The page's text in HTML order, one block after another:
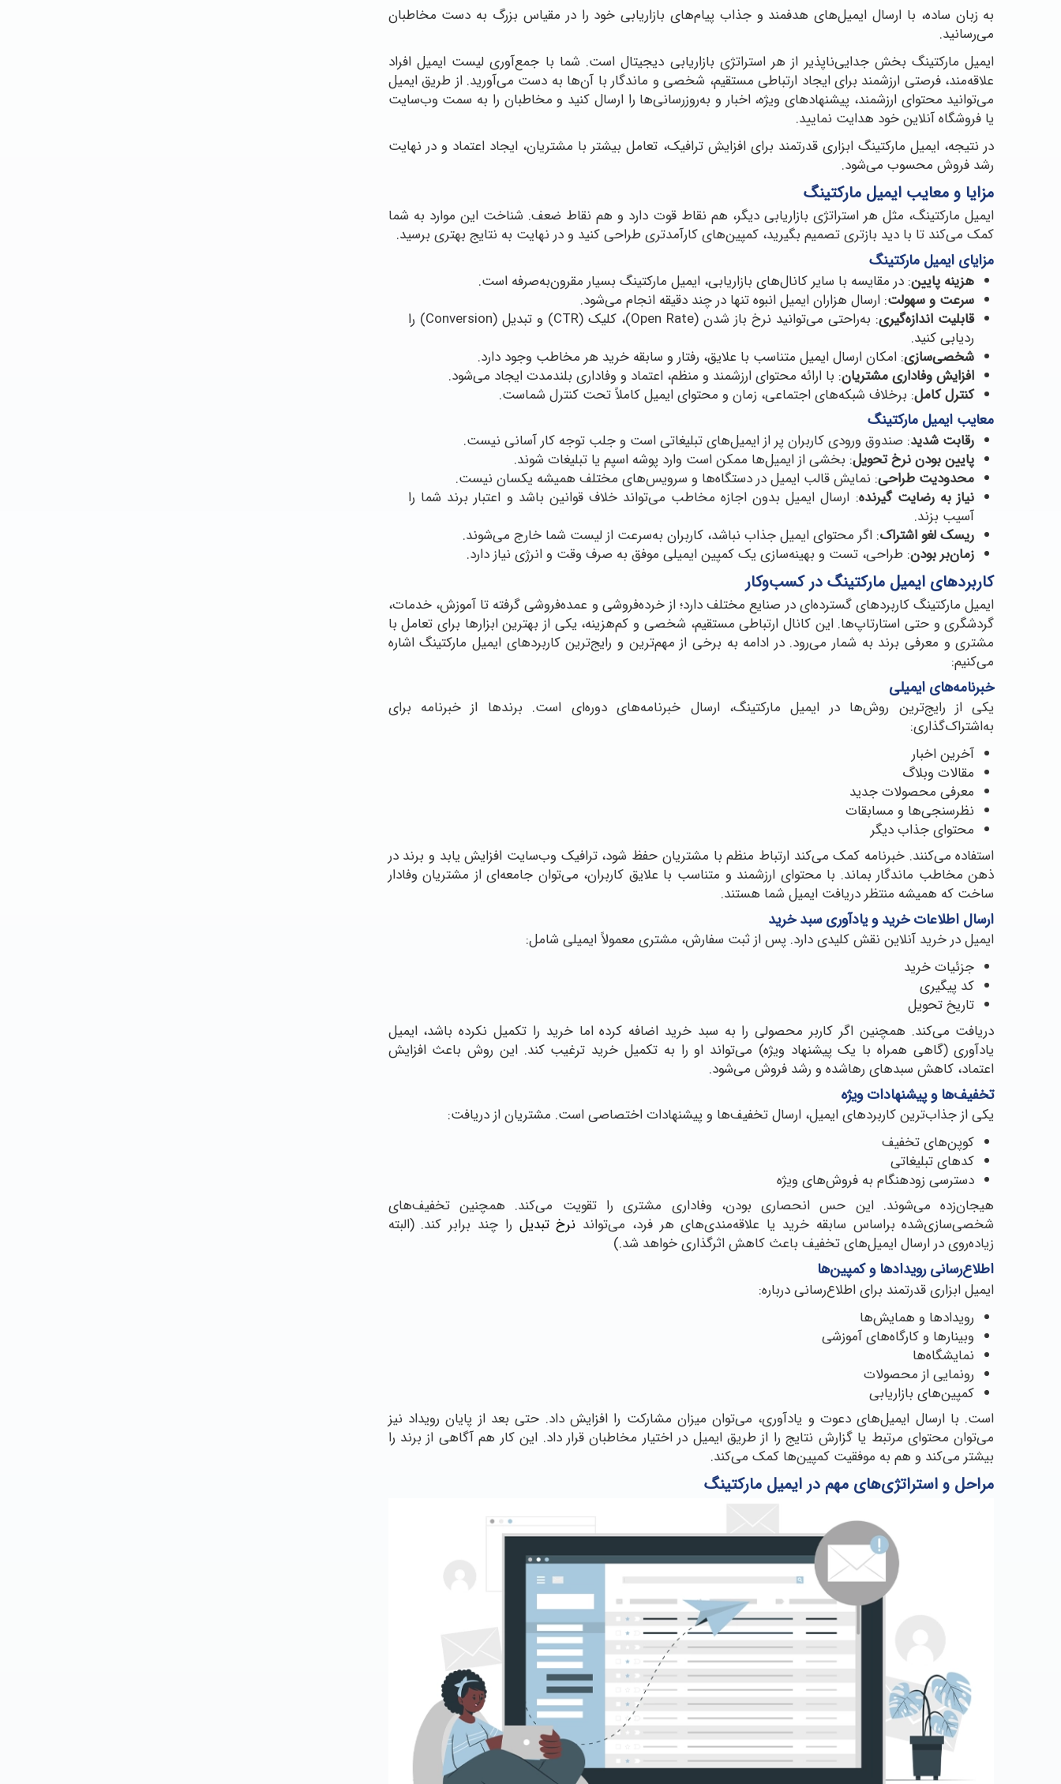
به زبان ساده، با ارسال ایمیل‌های هدفمند و جذاب پیام‌های بازاریابی خود را در مقیاس بزرگ به دست مخاطبان
می‌رسانید.
ایمیل مارکتینگ بخش جدایی‌ناپذیر از هر استراتژی بازاریابی دیجیتال است. شما با جمع‌آوری لیست ایمیل افراد
علاقه‌مند، فرصتی ارزشمند برای ایجاد ارتباطی مستقیم، شخصی و ماندگار با آن‌ها به دست می‌آورید. از طریق ایمیل
می‌توانید محتوای ارزشمند، پیشنهادهای ویژه، اخبار و به‌روزرسانی‌ها را ارسال کنید و مخاطبان را به سمت وب‌سایت
یا فروشگاه آنلاین خود هدایت نمایید.
در نتیجه، ایمیل مارکتینگ ابزاری قدرتمند برای افزایش ترافیک، تعامل بیشتر با مشتریان، ایجاد اعتماد و در نهایت
رشد فروش محسوب می‌شود.
مزایا و معایب ایمیل مارکتینگ
ایمیل مارکتینگ، مثل هر استراتژی بازاریابی دیگر، هم نقاط قوت دارد و هم نقاط ضعف. شناخت این موارد به شما
کمک می‌کند تا با دید بازتری تصمیم بگیرید، کمپین‌های کارآمدتری طراحی کنید و در نهایت به نتایج بهتری برسید.
مزایای ایمیل مارکتینگ
هزینه پایین: در مقایسه با سایر کانال‌های بازاریابی، ایمیل مارکتینگ بسیار مقرون‌به‌صرفه است.
سرعت و سهولت: ارسال هزاران ایمیل انبوه تنها در چند دقیقه انجام می‌شود.
قابلیت اندازه‌گیری
: به‌راحتی می‌توانید نرخ باز شدن (Open Rate)، کلیک (CTR) و تبدیل (Conversion) را
ردیابی کنید.
شخصی‌سازی: امکان ارسال ایمیل متناسب با علایق، رفتار و سابقه خرید هر مخاطب وجود دارد.
افزایش وفاداری مشتریان: با ارائه محتوای ارزشمند و منظم، اعتماد و وفاداری بلندمدت ایجاد می‌شود.
کنترل کامل: برخلاف شبکه‌های اجتماعی، زمان و محتوای ایمیل کاملاً تحت کنترل شماست.
معایب ایمیل مارکتینگ
رقابت شدید: صندوق ورودی کاربران پر از ایمیل‌های تبلیغاتی است و جلب توجه کار آسانی نیست.
پایین بودن نرخ تحویل: بخشی از ایمیل‌ها ممکن است وارد پوشه اسپم یا تبلیغات شوند.
محدودیت طراحی: نمایش قالب ایمیل در دستگاه‌ها و سرویس‌های مختلف همیشه یکسان نیست.
نیاز به رضایت گیرنده: ارسال ایمیل بدون اجازه مخاطب می‌تواند خلاف قوانین باشد و اعتبار برند شما را
آسیب بزند.
ریسک لغو اشتراک: اگر محتوای ایمیل جذاب نباشد، کاربران به‌سرعت از لیست شما خارج می‌شوند.
زمان‌بر بودن: طراحی، تست و بهینه‌سازی یک کمپین ایمیلی موفق به صرف وقت و انرژی نیاز دارد.
کاربردهای ایمیل مارکتینگ در کسب‌وکار
ایمیل مارکتینگ کاربردهای گسترده‌ای در صنایع مختلف دارد؛ از خرده‌فروشی و عمده‌فروشی گرفته تا آموزش، خدمات،
گردشگری و حتی استارتاپ‌ها. این کانال ارتباطی مستقیم، شخصی و کم‌هزینه، یکی از بهترین ابزارها برای تعامل با
مشتری و معرفی برند به شمار می‌رود. در ادامه به برخی از مهم‌ترین و رایج‌ترین کاربردهای ایمیل مارکتینگ اشاره
می‌کنیم:
خبرنامه‌های ایمیلی
یکی از رایج‌ترین روش‌ها در ایمیل مارکتینگ، ارسال خبرنامه‌های دوره‌ای است. برندها از خبرنامه برای
به‌اشتراک‌گذاری:
آخرین اخبار
مقالات وبلاگ
معرفی محصولات جدید
نظرسنجی‌ها و مسابقات
محتوای جذاب دیگر
استفاده می‌کنند. خبرنامه کمک می‌کند ارتباط منظم با مشتریان حفظ شود، ترافیک وب‌سایت افزایش یابد و برند در
ذهن مخاطب ماندگار بماند. با محتوای ارزشمند و متناسب با علایق کاربران، می‌توان جامعه‌ای از مشتریان وفادار
ساخت که همیشه منتظر دریافت ایمیل شما هستند.
ارسال اطلاعات خرید و یادآوری سبد خرید
ایمیل در خرید آنلاین نقش کلیدی دارد. پس از ثبت سفارش، مشتری معمولاً ایمیلی شامل:
جزئیات خرید
کد پیگیری
تاریخ تحویل
دریافت می‌کند. همچنین اگر کاربر محصولی را به سبد خرید اضافه کرده اما خرید را تکمیل نکرده باشد، ایمیل
یادآوری (گاهی همراه با یک پیشنهاد ویژه) می‌تواند او را به تکمیل خرید ترغیب کند. این روش باعث افزایش
اعتماد، کاهش سبدهای رهاشده و رشد فروش می‌شود.
تخفیف‌ها و پیشنهادات ویژه
یکی از جذاب‌ترین کاربردهای ایمیل، ارسال تخفیف‌ها و پیشنهادات اختصاصی است. مشتریان از دریافت:
کوپن‌های تخفیف
کدهای تبلیغاتی
دسترسی زودهنگام به فروش‌های ویژه
هیجان‌زده می‌شوند. این حس انحصاری بودن، وفاداری مشتری را تقویت می‌کند. همچنین تخفیف‌های
شخصی‌سازی‌شده براساس سابقه خرید یا علاقه‌مندی‌های هر فرد، می‌تواند نرخ تبدیل را چند برابر کند. (البته
زیاده‌روی در ارسال ایمیل‌های تخفیف باعث کاهش اثرگذاری خواهد شد.)
اطلاع‌رسانی رویدادها و کمپین‌ها
ایمیل ابزاری قدرتمند برای اطلاع‌رسانی درباره:
رویدادها و همایش‌ها
وبینارها و کارگاه‌های آموزشی
نمایشگاه‌ها
رونمایی از محصولات
کمپین‌های بازاریابی
است. با ارسال ایمیل‌های دعوت و یادآوری، می‌توان میزان مشارکت را افزایش داد. حتی بعد از پایان رویداد نیز
می‌توان محتوای مرتبط یا گزارش نتایج را از طریق ایمیل در اختیار مخاطبان قرار داد. این کار هم آگاهی از برند را
بیشتر می‌کند و هم به موفقیت کمپین‌ها کمک می‌کند.
مراحل و استراتژی‌های مهم در ایمیل مارکتینگ